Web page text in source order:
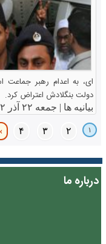
ای، به اعدام رهبر
دولت بنگلادش اعتراض کرد.
بیانیه ها | جمعه ۲۲ آذر ۱۳۹۲
۱ ۲ ۳ ۴ ›
درباره ما